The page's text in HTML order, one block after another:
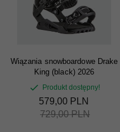
Wiązania snowboardowe Drake
King (black) 2026
Produkt dostępny!
579,00 PLN
729,00 PLN